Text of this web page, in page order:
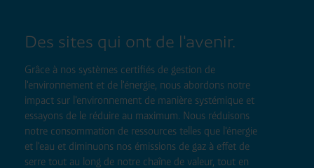
Des sites qui ont de l'avenir.
Grâce à nos systèmes certifiés de gestion de
l'environnement et de l'énergie, nous abordons notre
impact sur l'environnement de manière systémique et
essayons de le réduire au maximum. Nous réduisons
notre consommation de ressources telles que l'énergie
et l'eau et diminuons nos émissions de gaz à effet de
serre tout au long de notre chaîne de valeur, tout en